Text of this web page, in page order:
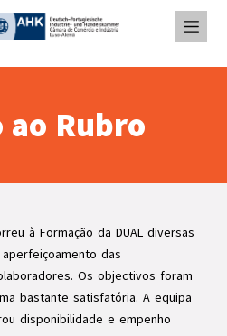
ao Rubro
à Formação da DUAL diversas
das
Os objectivos foram
bastante satisfatória. A equipa
disponibilidade e empenho